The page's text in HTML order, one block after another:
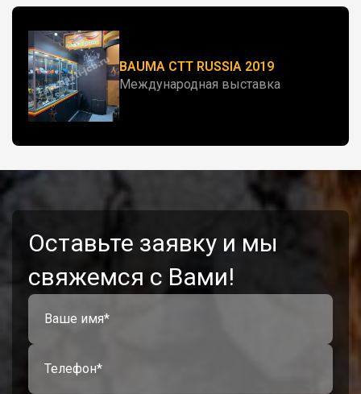
BAUMA CTT RUSSIA 2019
Международная выставка
Оставьте заявку и мы
свяжемся с Вами!